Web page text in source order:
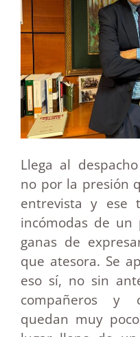
Llega al
no por la presión
entrevista y ese
incómodas de un
ganas de
que atesora. Se
eso sí, no sin
compañeros y
quedan muy